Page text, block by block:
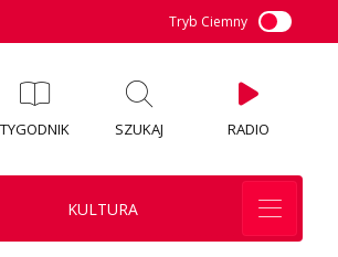
Tryb Ciemny
TYGODNIK SZUKAJ RADIO
KULTURA